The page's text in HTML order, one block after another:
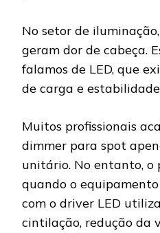
No setor de
geram dor de cabeça.
falamos de LED, que
de carga e
Muitos profissionais
dimmer para spot
unitário. No entanto, o
quando o
com o driver LED
cintilação, redução da